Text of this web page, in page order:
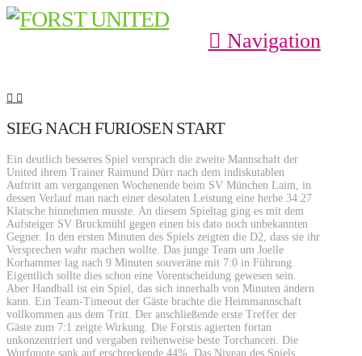
Navigation
SIEG NACH FURIOSEN START
Ein deutlich besseres Spiel versprach die zweite Mannschaft der
United ihrem Trainer Raimund Dürr nach dem indiskutablen
Auftritt am vergangenen Wochenende beim SV München Laim, in
dessen Verlauf man nach einer desolaten Leistung eine herbe 34:27
Klatsche hinnehmen musste. An diesem Spieltag ging es mit dem
Aufsteiger SV Bruckmühl gegen einen bis dato noch unbekannten
Gegner. In den ersten Minuten des Spiels zeigten die D2, dass sie ihr
Versprechen wahr machen wollte. Das junge Team um Joelle
Korhammer lag nach 9 Minuten souveräne mit 7:0 in Führung.
Eigentlich sollte dies schon eine Vorentscheidung gewesen sein.
Aber Handball ist ein Spiel, das sich innerhalb von Minuten ändern
kann. Ein Team-Timeout der Gäste brachte die Heimmannschaft
vollkommen aus dem Tritt. Der anschließende erste Treffer der
Gäste zum 7:1 zeigte Wirkung. Die Forstis agierten fortan
unkonzentriert und vergaben reihenweise beste Torchancen. Die
Wurfquote sank auf erschreckende 44%. Das Niveau des Spiels